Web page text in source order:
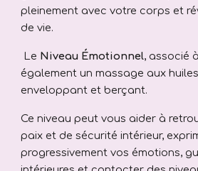
pleinement avec votre corps et
de vie.
Le Niveau Émotionnel, associé
également un massage aux
enveloppant et berçant.
Ce niveau peut vous aider à
paix et de sécurité intérieur,
progressivement vos émotions,